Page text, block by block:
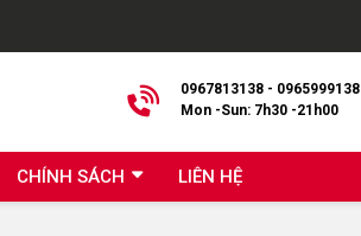
0967813138 - 0965999138
Mon -Sun: 7h30 -21h00
CHÍNH SÁCH LIÊN HỆ